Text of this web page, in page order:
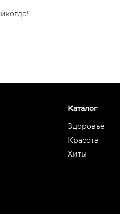
Каталог
Здоровье
Красота
Хиты